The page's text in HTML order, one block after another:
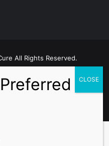
All Rights Reserved.